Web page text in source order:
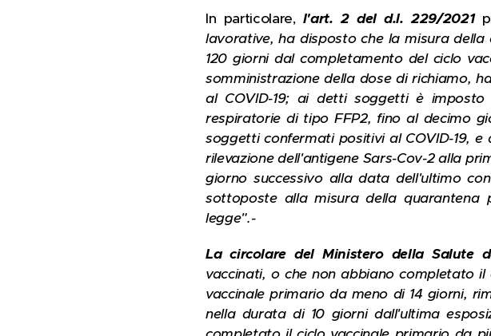
In particolare, l'art. 2 del d.l. 229/2021
lavorative, ha disposto che la misura
120 giorni dal completamento del ciclo
somministrazione della dose di richiamo,
al COVID-19; ai detti soggetti è
respiratorie di tipo FFP2, fino al decimo
soggetti confermati positivi al COVID-19,
rilevazione dell'antigene Sars-Cov-2 alla
giorno successivo alla data dell'ultimo
sottoposte alla misura della
legge".-
La circolare del Ministero della Salute
vaccinati, o che non abbiano completato
vaccinale primario da meno di 14 giorni,
nella durata di 10 giorni dall'ultima